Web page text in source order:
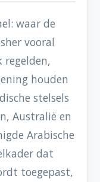
waar de
vooral
houden
stelsels
Australië en
Arabische
dat
toegepast,